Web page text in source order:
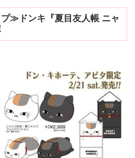
≫ドンキ『夏目友人帳 ニャ